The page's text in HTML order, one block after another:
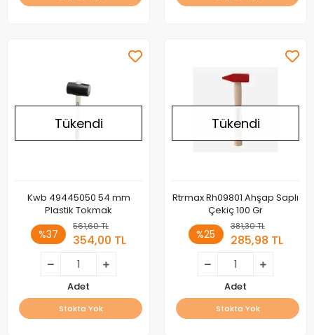
Tükendi
Kwb 49445050 54 mm
Plastik Tokmak
%37
561,60 TL
354,00 TL
Adet
Stokta Yok
Tükendi
Rtrmax Rh09801 Ahşap Saplı
Çekiç 100 Gr
%25
381,30 TL
285,98 TL
Adet
Stokta Yok